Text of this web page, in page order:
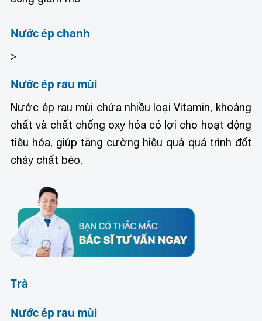
Nước ép chanh
>
Nước ép rau mùi
Nước ép rau mùi chứa nhiều loại Vitamin, khoáng
chất và chất chống oxy hóa có lợi cho hoạt động
tiêu hóa, giúp tăng cường hiệu quả quá trình đốt
cháy chất béo.
Trà
Nước ép rau mùi